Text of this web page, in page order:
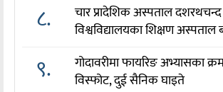
८.
चार प्रादेशिक अस्पताल दशरथचन्द
विश्वविद्यालयका शिक्षण अस्पताल
९.
गोदावरीमा फायरिङ अभ्यासका
विस्फोट, दुई सैनिक घाइते